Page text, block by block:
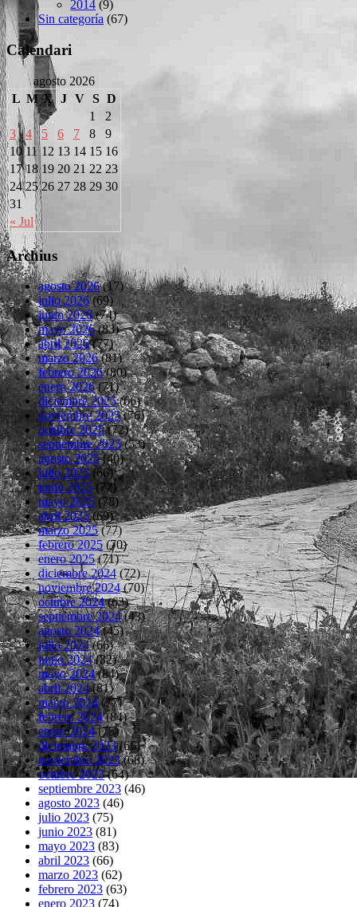
2014 (9)
Sin categoría (67)
Calendari
agosto 2026
L M X J V S D
« Jul
1
2
3
4 5 6 7 8
9
10 11 12 13 14 15 16
17 18 19 20 21 22 23
24 25 26 27 28 29 30
31
Archius
agosto 2026(17)
julio 2026(69)
junio 2026(74)
mayo 2026(83)
abril 2026(77)
marzo 2026(81)
febrero 2026(80)
enero 2026(71)
diciembre 2025(66)
noviembre 2025(76)
octubre 2025(72)
septiembre 2025(53)
agosto 2025(40)
julio 2025(66)
junio 2025 (77)
mayo 2025 (78)
abril 2025(69)
marzo 2025(77)
febrero 2025(70)
enero 2025(71)
diciembre 2024(72)
noviembre 2024(70)
octubre 2024(63)
septiembre 2024(43)
agosto 2024(45)
julio 2024(66)
junio 2024(82)
mayo 2024(84)
abril 2024(81)
marzo 2024(77)
febrero 2024(84)
enero 2024(75)
diciembre 2023(66)
noviembre 2023(68)
octubre 2023(64)
septiembre 2023 (46)
agosto 2023 (46)
julio 2023 (75)
junio 2023 (81)
mayo 2023 (83)
abril 2023 (66)
marzo 2023 (62)
febrero 2023 (63)
enero 2023 (74)